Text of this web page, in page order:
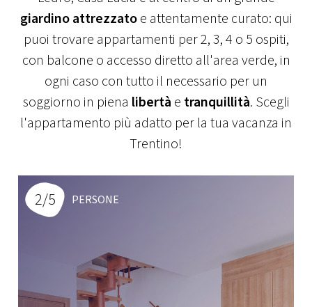
giardino attrezzatoe attentamente curato: qui
puoi trovare appartamenti per 2, 3, 4 o 5 ospiti,
con balcone o accesso diretto all'area verde, in
ogni caso con tutto il necessario per un
soggiorno in piena libertà e tranquillità. Scegli
l'appartamento più adatto per la tua vacanza in
Trentino!
2/4 PERSONE